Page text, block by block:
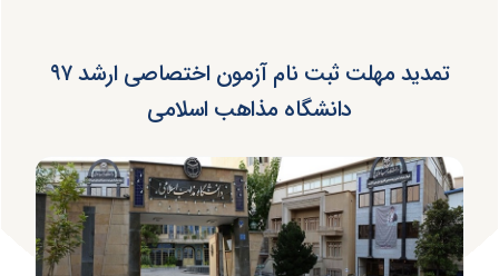
تمدید مهلت ثبت نام آزمون اختصاصی ارشد ۹۷
دانشگاه مذاهب اسلامی